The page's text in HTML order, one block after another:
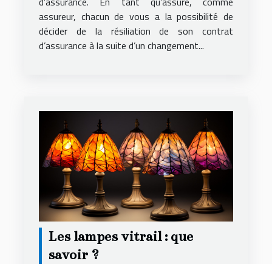
assureur, chacun de vous a la possibilité de
décider de la résiliation de son contrat
d’assurance à la suite d’un changement...
Les lampes vitrail : que
savoir ?